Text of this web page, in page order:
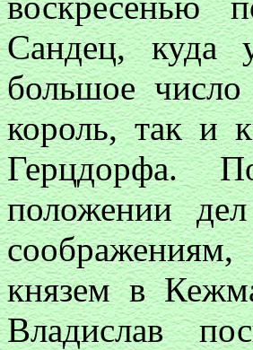
Сандец, куда
большое
король, так и
Герцдорфа.
положении
князем в
Владислав